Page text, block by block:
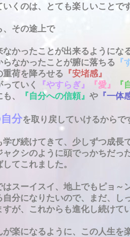
いくのは、とても楽しいことで
、その途上で
ったことが出来るようにな
かったことが腑に落ちる 『
荷を降ろせる 『安堵感』
ていく
『やすらぎ』 『愛』
『
、
『自分への信頼』 や 『一体
分を取り戻していけるからで
学び続けてきて、少しずつ成長
ャクシのように頭でっかちだっ
てこれました。
はスーイスイ、地上でもピョ～
自分になりたいので、まだ、し
すが、これからも進化し続けて
が楽になるように、この人生を